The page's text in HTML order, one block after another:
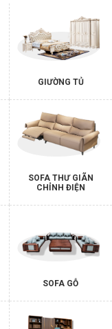
GIƯỜNG TỦ
SOFA THƯ GIÃN
CHỈNH ĐIỆN
SOFA GỖ